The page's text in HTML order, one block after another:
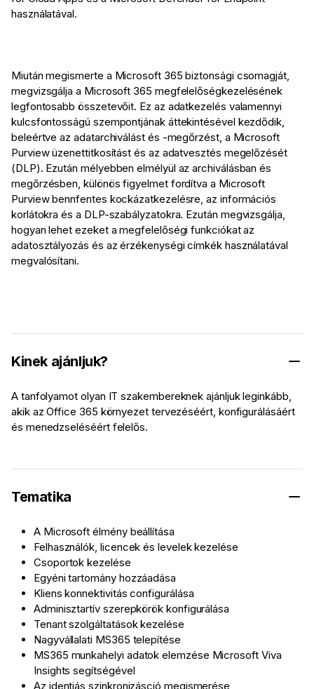
használatával.
Miután megismerte a Microsoft 365 biztonsági csomagját,
megvizsgálja a Microsoft 365 megfelelőségkezelésének
legfontosabb összetevőit. Ez az adatkezelés valamennyi
kulcsfontosságú szempontjának áttekintésével kezdődik,
beleértve az adatarchiválást és -megőrzést, a Microsoft
Purview üzenettitkosítást és az adatvesztés megelőzését
(DLP). Ezután mélyebben elmélyül az archiválásban és
megőrzésben, különös figyelmet fordítva a Microsoft
Purview bennfentes kockázatkezelésre, az információs
korlátokra és a DLP-szabályzatokra. Ezután megvizsgálja,
hogyan lehet ezeket a megfelelőségi funkciókat az
adatosztályozás és az érzékenységi címkék használatával
megvalósítani.
Kinek ajánljuk?
A tanfolyamot olyan IT szakembereknek ajánljuk leginkább,
akik az Office 365 környezet tervezéséért, konfigurálásáért
és menedzseléséért felelős.
Tematika
A Microsoft élmény beállítása
Felhasználók, licencek és levelek kezelése
Csoportok kezelése
Egyéni tartomány hozzáadása
Kliens konnektivitás configurálása
Adminisztartív szerepkörök konfigurálása
Tenant szolgáltatások kezelése
Nagyvállalati MS365 telepítése
MS365 munkahelyi adatok elemzése Microsoft Viva
Insights segítségével
Az identiás szinkronizásció megismerése